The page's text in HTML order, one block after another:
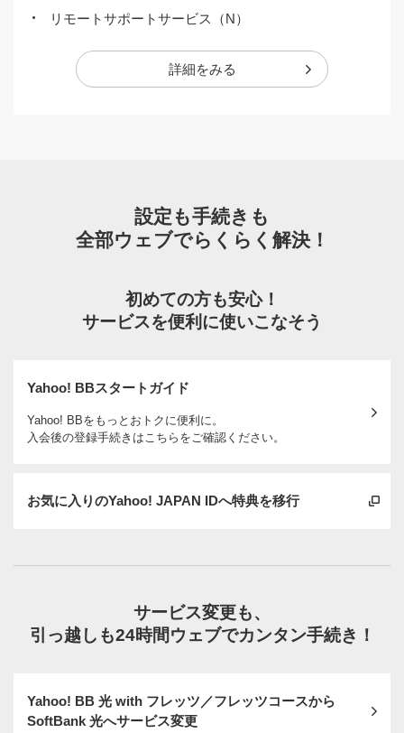
リモートサポートサービス（N）
詳細をみる
設定も手続きも
全部ウェブでらくらく解決！
初めての方も安心！
サービスを便利に使いこなそう
Yahoo! BBスタートガイド
Yahoo! BBをもっとおトクに便利に。
入会後の登録手続きはこちらをご確認ください。
お気に入りのYahoo! JAPAN IDへ特典を移行
サービス変更も、
引っ越しも24時間ウェブでカンタン手続き！
Yahoo! BB 光 with フレッツ／フレッツコースから
SoftBank 光へサービス変更